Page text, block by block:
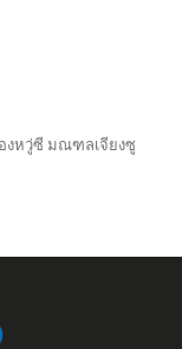
งหวู่ซี มณฑลเจียงซู